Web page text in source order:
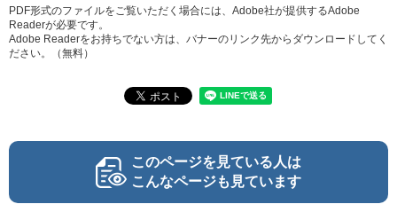
PDF形式のファイルをご覧いただく場合には、Adobe社が提供するAdobe
Readerが必要です。
Adobe Readerをお持ちでない方は、バナーのリンク先からダウンロードしてく
ださい。（無料）
このページを見ている人は
こんなページも見ています